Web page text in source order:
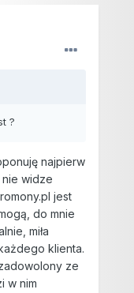
?
najpierw
widze
jest
do mnie
miła
klienta.
ze
w nim